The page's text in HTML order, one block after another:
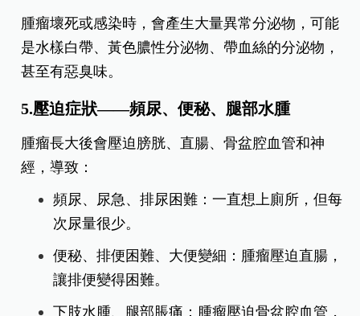
腫瘤壞死或感染時，會產生大量異常分泌物，可能
是水樣白帶、黃色膿性分泌物、帶血絲的分泌物，
甚至有惡臭味。
5.壓迫症狀——頻尿、便秘、腿部水腫
腫瘤長大後會壓迫膀胱、直腸、骨盆腔血管和神
經，導致：
頻尿、尿急、排尿困難：一直想上廁所，但每
次尿量很少。
便秘、排便困難、大便變細：腫瘤壓迫直腸，
讓排便變得困難。
下肢水腫、腿部脹痛：腫瘤壓迫骨盆腔血管，